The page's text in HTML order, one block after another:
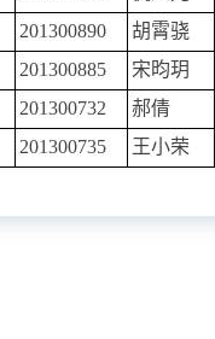
201300890 胡霄骁
201300885 宋昀玥
201300732 郝倩
201300735 王小荣